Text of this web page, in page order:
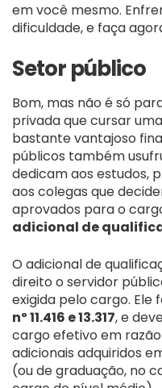
em você mesmo.
dificuldade, e faça
Setor público
Bom, mas não é só
privada que cursar uma
bastante vantajoso
públicos também
dedicam aos estudos,
aos colegas que
aprovados para o
adicional de
O adicional de
direito o servidor
exigida pelo cargo. Ele
nº 11.416 e 13.317, e
cargo efetivo em
adicionais adquiridos
(ou de graduação, no